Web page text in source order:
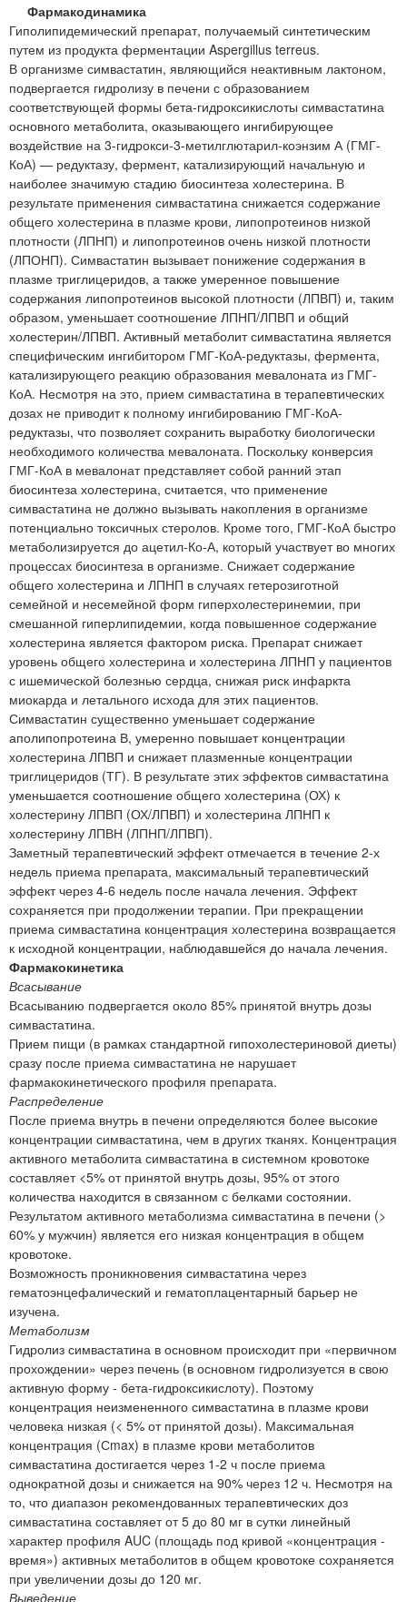
Фармакодинамика
Гиполипидемический препарат, получаемый синтетическим
путем из продукта ферментации Aspergillus terreus.
В организме симвастатин, являющийся неактивным лактоном,
подвергается гидролизу в печени с образованием
соответствующей формы бета-гидроксикислоты симвастатина
основного метаболита, оказывающего ингибирующее
воздействие на 3-гидрокси-3-метилглютарил-коэнзим А (ГМГ-
КоА) — редуктазу, фермент, катализирующий начальную и
наиболее значимую стадию биосинтеза холестерина. В
результате применения симвастатина снижается содержание
общего холестерина в плазме крови, липопротеинов низкой
плотности (ЛПНП) и липопротеинов очень низкой плотности
(ЛПОНП). Симвастатин вызывает понижение содержания в
плазме триглицеридов, а также умеренное повышение
содержания липопротеинов высокой плотности (ЛПВП) и, таким
образом, уменьшает соотношение ЛПНП/ЛПВП и общий
холестерин/ЛПВП. Активный метаболит симвастатина является
специфическим ингибитором ГМГ-КоА-редуктазы, фермента,
катализирующего реакцию образования мевалоната из ГМГ-
КоА. Несмотря на это, прием симвастатина в терапевтических
дозах не приводит к полному ингибированию ГМГ-КоА-
редуктазы, что позволяет сохранить выработку биологически
необходимого количества мевалоната. Поскольку конверсия
ГМГ-КоА в мевалонат представляет собой ранний этап
биосинтеза холестерина, считается, что применение
симвастатина не должно вызывать накопления в организме
потенциально токсичных стеролов. Кроме того, ГМГ-КоА быстро
метаболизируется до ацетил-Ко-А, который участвует во многих
процессах биосинтеза в организме. Снижает содержание
общего холестерина и ЛПНП в случаях гетерозиготной
семейной и несемейной форм гиперхолестеринемии, при
смешанной гиперлипидемии, когда повышенное содержание
холестерина является фактором риска. Препарат снижает
уровень общего холестерина и холестерина ЛПНП у пациентов
с ишемической болезнью сердца, снижая риск инфаркта
миокарда и летального исхода для этих пациентов.
Симвастатин существенно уменьшает содержание
аполипопротеина В, умеренно повышает концентрации
холестерина ЛПВП и снижает плазменные концентрации
триглицеридов (ТГ). В результате этих эффектов симвастатина
уменьшается соотношение общего холестерина (ОХ) к
холестерину ЛПВП (ОХ/ЛПВП) и холестерина ЛПНП к
холестерину ЛПВН (ЛПНП/ЛПВП).
Заметный терапевтический эффект отмечается в течение 2-х
недель приема препарата, максимальный терапевтический
эффект через 4-6 недель после начала лечения. Эффект
сохраняется при продолжении терапии. При прекращении
приема симвастатина концентрация холестерина возвращается
к исходной концентрации, наблюдавшейся до начала лечения.
Фармакокинетика
Всасывание
Всасыванию подвергается около 85% принятой внутрь дозы
симвастатина.
Прием пищи (в рамках стандартной гипохолестериновой диеты)
сразу после приема симвастатина не нарушает
фармакокинетического профиля препарата.
Распределение
После приема внутрь в печени определяются более высокие
концентрации симвастатина, чем в других тканях. Концентрация
активного метаболита симвастатина в системном кровотоке
составляет <5% от принятой внутрь дозы, 95% от этого
количества находится в связанном с белками состоянии.
Результатом активного метаболизма симвастатина в печени (>
60% у мужчин) является его низкая концентрация в общем
кровотоке.
Возможность проникновения симвастатина через
гематоэнцефалический и гематоплацентарный барьер не
изучена.
Метаболизм
Гидролиз симвастатина в основном происходит при «первичном
прохождении» через печень (в основном гидролизуется в свою
активную форму - бета-гидроксикислоту). Поэтому
концентрация неизмененного симвастатина в плазме крови
человека низкая (< 5% от принятой дозы). Максимальная
концентрация (Сmax) в плазме крови метаболитов
симвастатина достигается через 1-2 ч после приема
однократной дозы и снижается на 90% через 12 ч. Несмотря на
то, что диапазон рекомендованных терапевтических доз
симвастатина составляет от 5 до 80 мг в сутки линейный
характер профиля AUC (площадь под кривой «концентрация -
время») активных метаболитов в общем кровотоке сохраняется
при увеличении дозы до 120 мг.
Выведение